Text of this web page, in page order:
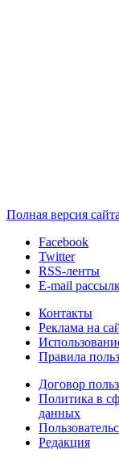
Полная версия сайта
Facebook
Twitter
RSS-ленты
E-mail
Контакты
Реклама на
Правила
Договор
Политика в
данных
Редакция